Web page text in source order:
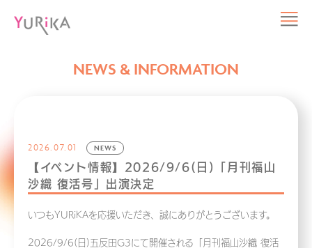
NEWS & INFORMATION
2026.07.01 NEWS
【イベント情報】2026/9/6(日)「月刊福山
沙織 復活号」出演決定
いつもYURiKAを応援いただき、誠にありがとうございます。
2026/9/6(日)五反田G3にて開催される「月刊福山沙織 復活